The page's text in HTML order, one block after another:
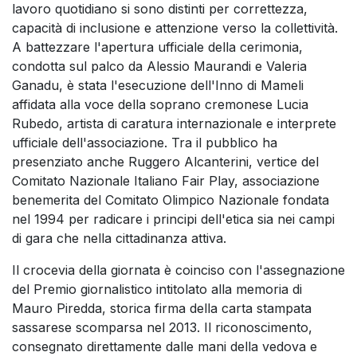
lavoro quotidiano si sono distinti per correttezza,
capacità di inclusione e attenzione verso la collettività.
A battezzare l'apertura ufficiale della cerimonia,
condotta sul palco da Alessio Maurandi e Valeria
Ganadu, è stata l'esecuzione dell'Inno di Mameli
affidata alla voce della soprano cremonese Lucia
Rubedo, artista di caratura internazionale e interprete
ufficiale dell'associazione. Tra il pubblico ha
presenziato anche Ruggero Alcanterini, vertice del
Comitato Nazionale Italiano Fair Play, associazione
benemerita del Comitato Olimpico Nazionale fondata
nel 1994 per radicare i principi dell'etica sia nei campi
di gara che nella cittadinanza attiva.
Il crocevia della giornata è coinciso con l'assegnazione
del Premio giornalistico intitolato alla memoria di
Mauro Piredda, storica firma della carta stampata
sassarese scomparsa nel 2013. Il riconoscimento,
consegnato direttamente dalle mani della vedova e